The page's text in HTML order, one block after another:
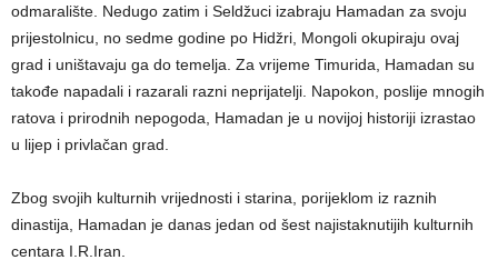
odmaralište. Nedugo zatim i Seldžuci izabraju Hamadan za svoju
prijestolnicu, no sedme godine po Hidžri, Mongoli okupiraju ovaj
grad i uništavaju ga do temelja. Za vrijeme Timurida, Hamadan su
takođe napadali i razarali razni neprijatelji. Napokon, poslije mnogih
ratova i prirodnih nepogoda, Hamadan je u novijoj historiji izrastao
u lijep i privlačan grad.
Zbog svojih kulturnih vrijednosti i starina, porijeklom iz raznih
dinastija, Hamadan je danas jedan od šest najistaknutijih kulturnih
centara I.R.Iran.